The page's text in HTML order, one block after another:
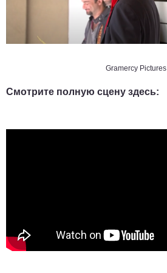
Gramercy Pictures
Смотрите полную сцену здесь: